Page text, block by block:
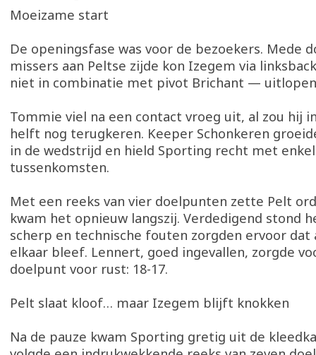
Moeizame start
De openingsfase was voor de bezoekers. Mede
missers aan Peltse zijde kon Izegem via
niet in combinatie met pivot Brichant —
Tommie viel na een contact vroeg uit, al zou hij
helft nog terugkeren. Keeper Schonkeren
in de wedstrijd en hield Sporting recht met
tussenkomsten.
Met een reeks van vier doelpunten zette Pelt
kwam het opnieuw langszij. Verdedigend stond
scherp en technische fouten zorgden ervoor dat
elkaar bleef. Lennert, goed ingevallen, zorgde
doelpunt voor rust: 18-17.
Pelt slaat kloof… maar Izegem blijft knokken
Na de pauze kwam Sporting gretig uit de